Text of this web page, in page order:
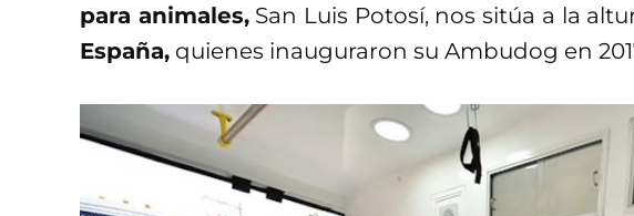
para animales,San Luis Potosí, nos sitúa a la
España, quienes inauguraron su Ambudog en